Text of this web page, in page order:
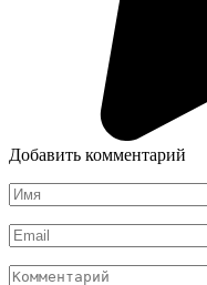
Добавить комментарий
Имя
*
Email
*
Комментарий